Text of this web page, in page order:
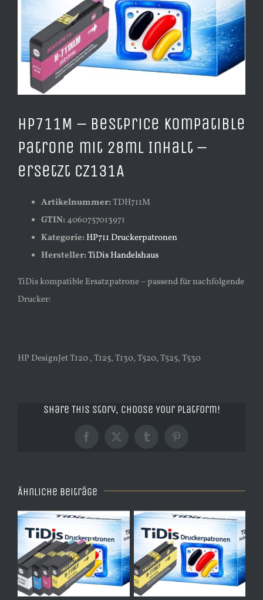
HP711M – BestPrice kompatible
Patrone mit 28ml Inhalt –
ersetzt CZ131A
Artikelnummer:TDH711M
GTIN:4060757013971
Kategorie:HP711 Druckerpatronen
Hersteller:TiDis Handelshaus
TiDis kompatible Ersatzpatrone – passend für nachfolgende
Drucker:
HP DesignJet T120 , T125, T130, T520, T525, T530
Share This Story, Choose Your Platform!
Facebook
X TumblrPinterest
Ähnliche Beiträge